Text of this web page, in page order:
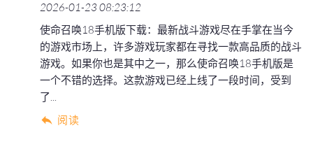
2026-01-23 08:23:12
使命召唤18手机版下载：最新战斗游戏尽在手掌在当今
的游戏市场上，许多游戏玩家都在寻找一款高品质的战斗
游戏。如果你也是其中之一，那么使命召唤18手机版是
一个不错的选择。这款游戏已经上线了一段时间，受到
了...
阅读